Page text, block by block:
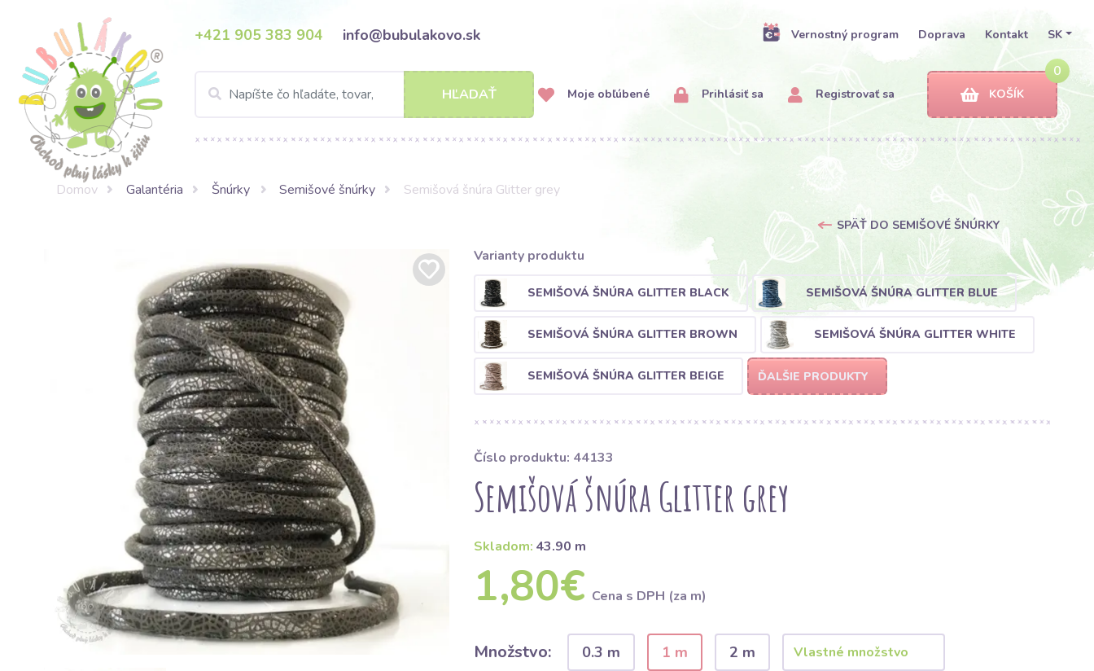
+421 905 383 904 info@bubulakovo.sk Vernostný program Doprava Kontakt SK
HĽADAŤ Moje obľúbené Prihlásiť sa Registrovať sa
0
KOŠÍK
Domov Galantéria Šnúrky Semišové šnúrky Semišová šnúra Glitter grey
SPÄŤ DO SEMIŠOVÉ ŠNÚRKY
Varianty produktu
SEMIŠOVÁ ŠNÚRA GLITTER BLACK SEMIŠOVÁ ŠNÚRA GLITTER BLUE
SEMIŠOVÁ ŠNÚRA GLITTER BROWN SEMIŠOVÁ ŠNÚRA GLITTER WHITE
SEMIŠOVÁ ŠNÚRA GLITTER BEIGE ĎALŠIE PRODUKTY
Číslo produktu: 44133
Semišová šnúra Glitter grey
Skladom: 43.90 m
1,80€ Cena s DPH (za m)
Množstvo: 0.3 m 1 m 2 m